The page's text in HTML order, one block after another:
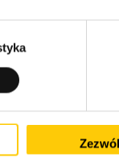
Informatyczne (IT)
(Retail)